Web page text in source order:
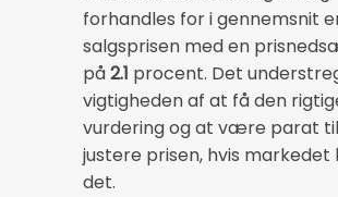
forhandles for i gennemsnit
salgsprisen med en
på2.1 procent. Det
vigtigheden af at få den
vurdering og at være parat
justere prisen, hvis
det.